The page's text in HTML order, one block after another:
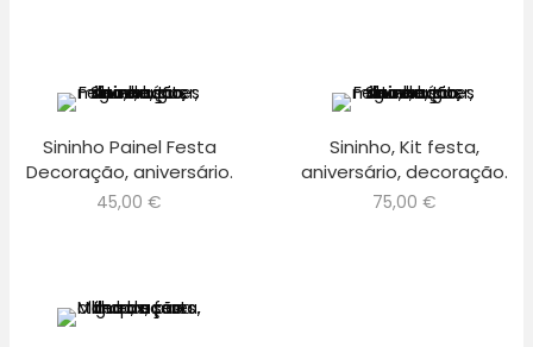
Sininho Painel Festa
Decoração, aniversário.
45,00 €
Sininho, Kit festa,
aniversário, decoração.
75,00 €